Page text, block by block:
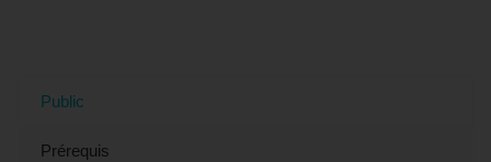
Public
Prérequis